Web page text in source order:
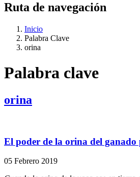
Ruta de navegación
Inicio
Palabra Clave
orina
Palabra clave
orina
El poder de la orina del ganado
05 Febrero 2019